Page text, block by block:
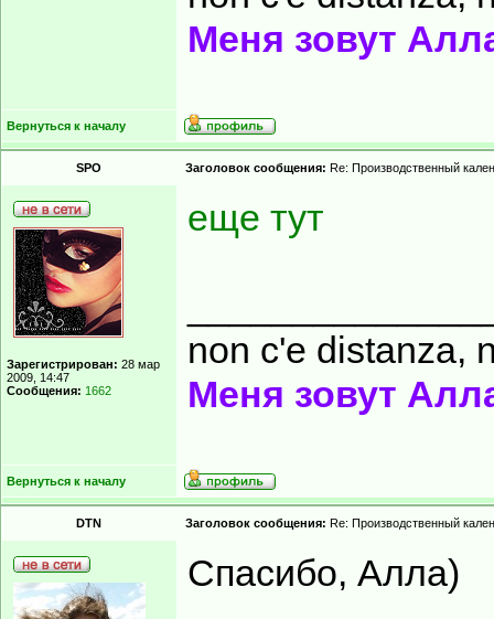
Меня зовут
Вернуться к началу
SPO Заголовок сообщения: Re: Производственный
Зарегистрирован: 28 мар
2009, 14:47
Сообщения: 1662
еще тут
non c'e distanza,
Меня зовут
Вернуться к началу
DTN Заголовок сообщения: Re: Производственный
Спасибо, Алла)